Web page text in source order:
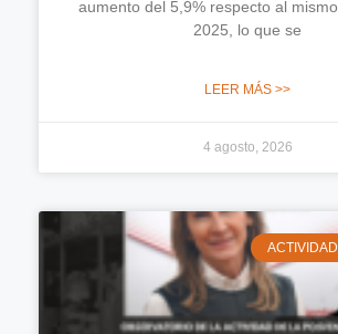
aumento del 5,9% respecto al
2025, lo que se
LEER MÁS >>
4 agosto, 2026